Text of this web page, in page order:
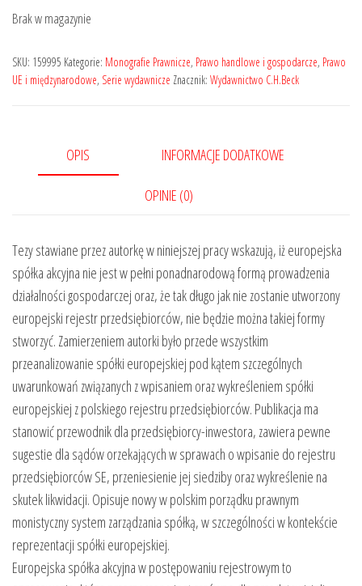
99,00 zł.
Brak w magazynie
SKU: 159995 Kategorie: Monografie Prawnicze, Prawo handlowe i gospodarcze, Prawo
UE i międzynarodowe, Serie wydawnicze Znacznik: Wydawnictwo C.H.Beck
OPIS INFORMACJE DODATKOWE
OPINIE (0)
Tezy stawiane przez autorkę w niniejszej pracy wskazują, iż europejska
spółka akcyjna nie jest w pełni ponadnarodową formą prowadzenia
działalności gospodarczej oraz, że tak długo jak nie zostanie utworzony
europejski rejestr przedsiębiorców, nie będzie można takiej formy
stworzyć. Zamierzeniem autorki było przede wszystkim
przeanalizowanie spółki europejskiej pod kątem szczególnych
uwarunkowań związanych z wpisaniem oraz wykreśleniem spółki
europejskiej z polskiego rejestru przedsiębiorców. Publikacja ma
stanowić przewodnik dla przedsiębiorcy-inwestora, zawiera pewne
sugestie dla sądów orzekających w sprawach o wpisanie do rejestru
przedsiębiorców SE, przeniesienie jej siedziby oraz wykreślenie na
skutek likwidacji. Opisuje nowy w polskim porządku prawnym
monistyczny system zarządzania spółką, w szczególności w kontekście
reprezentacji spółki europejskiej.
Europejska spółka akcyjna w postępowaniu rejestrowym to